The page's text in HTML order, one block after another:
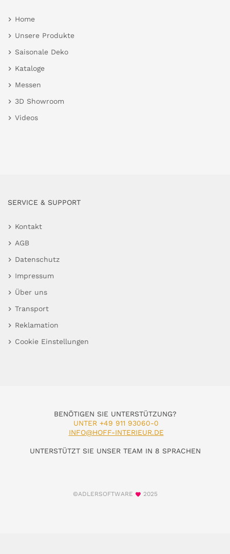
Home
Unsere Produkte
Saisonale Deko
Kataloge
Messen
3D Showroom
Videos
SERVICE & SUPPORT
Kontakt
AGB
Datenschutz
Impressum
Über uns
Transport
Reklamation
Cookie Einstellungen
BENÖTIGEN SIE UNTERSTÜTZUNG?
UNTER +49 911 93060-0
INFO@HOFF-INTERIEUR.DE
UNTERSTÜTZT SIE UNSER TEAM IN 8 SPRACHEN
©ADLERSOFTWARE 2025